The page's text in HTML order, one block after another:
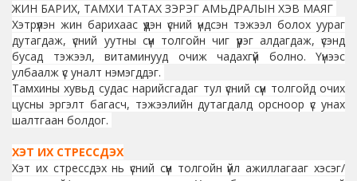
ЖИН БАРИХ, ТАМХИ ТАТАХ ЗЭРЭГ АМЬДРАЛЫН ХЭВ МАЯГ
Хэтрүүлэн жин барихаас үүдэн үсний үндсэн тэжээл болох уураг
дутагдаж, үсний уутны сүүн толгойн чиг үүрэг алдагдаж, үсэнд
бусад тэжээл, витаминууд очиж чадахгүй болно. Үүнээс
улбаалж үс уналт нэмэгддэг.
Тамхины хувьд судас нарийсгадаг тул үсний сүүн толгойд очих
цусны эргэлт багасч, тэжээлийн дутагдалд орсноор үс унах
шалтгаан болдог.
ХЭТ ИХ СТРЕССДЭХ
Хэт их стрессдэх нь үсний сүүн толгойн үйл ажиллагааг хэсэг/